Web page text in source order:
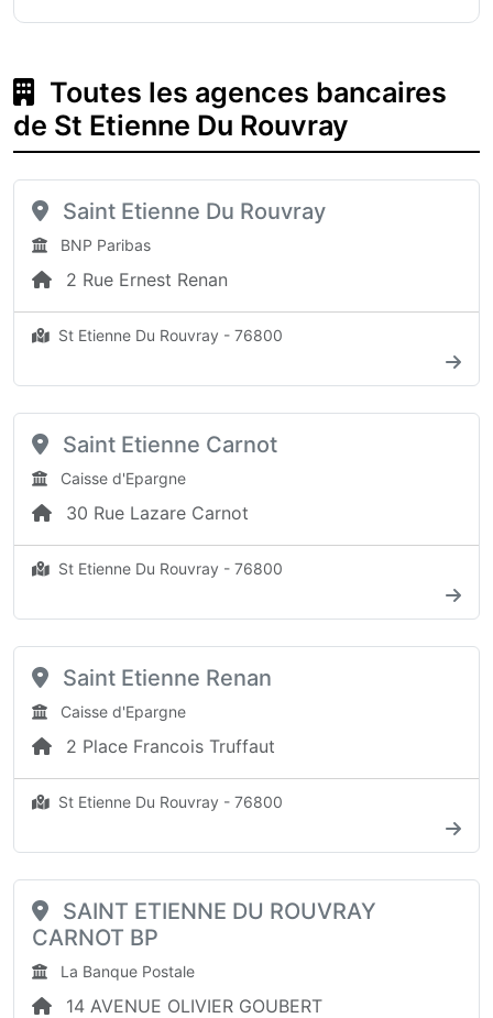
Toutes les agences bancaires
de St Etienne Du Rouvray
Saint Etienne Du Rouvray
BNP Paribas
2 Rue Ernest Renan
St Etienne Du Rouvray - 76800
Saint Etienne Carnot
Caisse d'Epargne
30 Rue Lazare Carnot
St Etienne Du Rouvray - 76800
Saint Etienne Renan
Caisse d'Epargne
2 Place Francois Truffaut
St Etienne Du Rouvray - 76800
SAINT ETIENNE DU ROUVRAY
CARNOT BP
La Banque Postale
14 AVENUE OLIVIER GOUBERT